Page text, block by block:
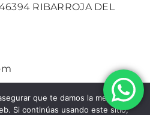
RIBARROJA DEL
que te damos la mejor
Si continúas usando este sitio,